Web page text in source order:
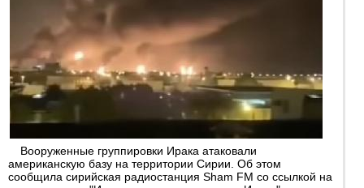
Вооруженные группировки Ирака атаковали
американскую базу на территории Сирии. Об этом
сообщила сирийская радиостанция Sham FM со ссылкой на